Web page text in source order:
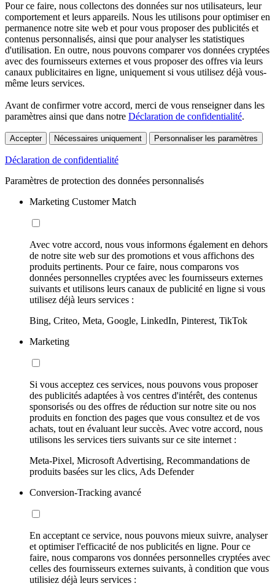
Pour ce faire, nous collectons des données sur nos utilisateurs, leur
comportement et leurs appareils. Nous les utilisons pour optimiser en
permanence notre site web et pour vous proposer des publicités et
contenus personnalisés, ainsi que pour analyser les statistiques
d'utilisation. En outre, nous pouvons comparer vos données cryptées
avec des fournisseurs externes et vous proposer des offres via leurs
canaux publicitaires en ligne, uniquement si vous utilisez déjà vous-
même leurs services.
Avant de confirmer votre accord, merci de vous renseigner dans les
paramètres ainsi que dans notre Déclaration de confidentialité.
Accepter Nécessaires uniquement Personnaliser les paramètres
Déclaration de confidentialité
Paramètres de protection des données personnalisés
Marketing Customer Match
Avec votre accord, nous vous informons également en dehors
de notre site web sur des promotions et vous affichons des
produits pertinents. Pour ce faire, nous comparons vos
données personnelles cryptées avec les fournisseurs externes
suivants et utilisons leurs canaux de publicité en ligne si vous
utilisez déjà leurs services :
Bing, Criteo, Meta, Google, LinkedIn, Pinterest, TikTok
Marketing
Si vous acceptez ces services, nous pouvons vous proposer
des publicités adaptées à vos centres d'intérêt, des contenus
sponsorisés ou des offres de réduction sur notre site ou nos
produits en fonction des pages que vous consultez et de vos
achats, tout en évaluant leur succès. Avec votre accord, nous
utilisons les services tiers suivants sur ce site internet :
Meta-Pixel, Microsoft Advertising, Recommandations de
produits basées sur les clics, Ads Defender
Conversion-Tracking avancé
En acceptant ce service, nous pouvons mieux suivre, analyser
et optimiser l'efficacité de nos publicités en ligne. Pour ce
faire, nous comparons vos données personnelles cryptées avec
celles des fournisseurs externes suivants, à condition que vous
utilisiez déjà leurs services :